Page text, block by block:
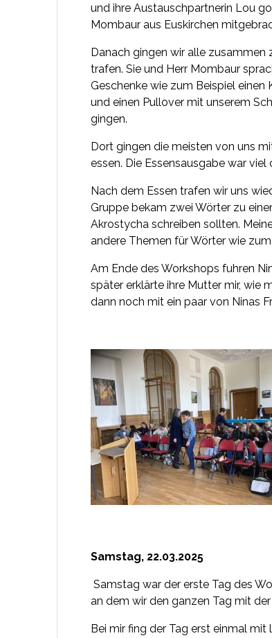
und ihre Austauschpartnerin Lou
Mombaur aus Euskirchen
Danach gingen wir alle zusammen
trafen. Sie und Herr Mombaur
Geschenke wie zum Beispiel
und einen Pullover mit unserem
gingen.
Dort gingen die meisten von uns
essen. Die Essensausgabe war
Nach dem Essen trafen wir uns
Gruppe bekam zwei Wörter zu
Akrostycha schreiben sollten.
andere Themen für Wörter wie zum
Am Ende des Workshops fuhren
später erklärte ihre Mutter mir, wie
dann noch mit ein paar von Ninas
Samstag, 22.03.2025
Samstag war der erste Tag des
an dem wir den ganzen Tag mit
Bei mir fing der Tag erst einmal